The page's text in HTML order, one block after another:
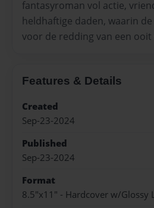
fantasyroman vol actie,
heldhaftige daden, waarin
voor de redding van een ooit
Features & Details
Created
Sep-23-2024
Published
Sep-23-2024
Format
8.5"x11" - Hardcover w/Glossy